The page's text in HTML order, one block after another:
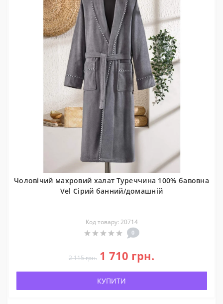
Чоловічий махровий халат Туреччина 100% бавовна
Vel Сірий банний/домашній
Код товару: 20714
0
2 115 грн. 1 710 грн.
КУПИТИ